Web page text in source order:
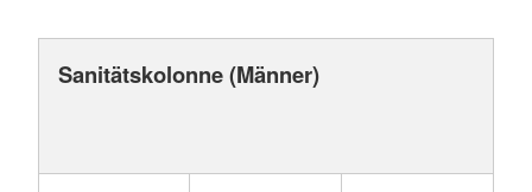
Sanitätskolonne (Männer)